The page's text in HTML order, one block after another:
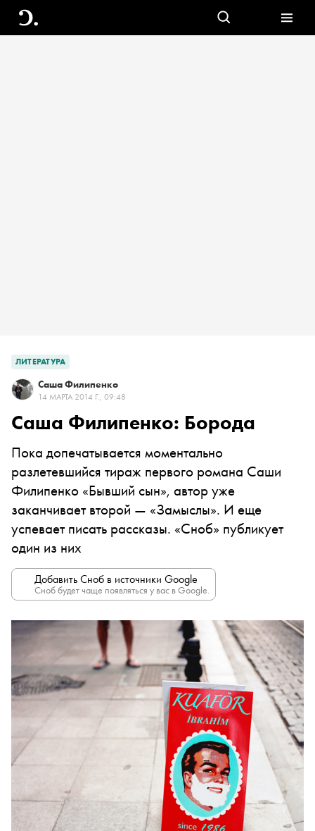
ЛИТЕРАТУРА
Саша Филипенко
14 МАРТА 2014 Г., 09:48
Саша Филипенко: Борода
Пока допечатывается моментально
разлетевшийся тираж первого романа Саши
Филипенко «Бывший сын», автор уже
заканчивает второй — «Замыслы». И еще
успевает писать рассказы. «Сноб» публикует
один из них
Добавить Сноб в источники Google
Сноб будет чаще появляться у вас в Google.